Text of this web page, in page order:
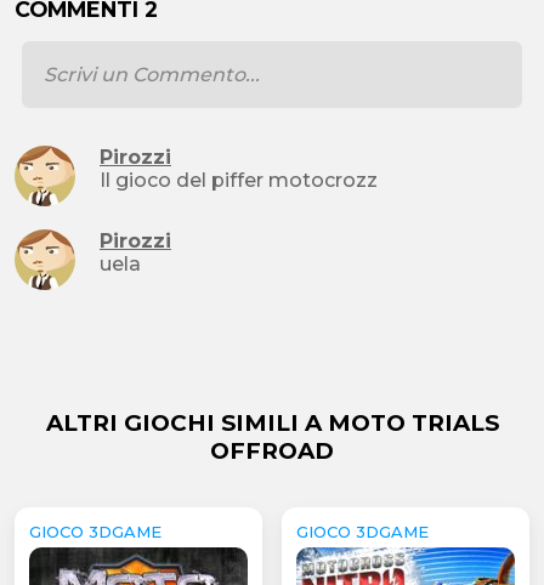
COMMENTI 2
Pirozzi
Il gioco del piffer motocrozz
Pirozzi
uela
ALTRI GIOCHI SIMILI A MOTO TRIALS
OFFROAD
GIOCO 3DGAME GIOCO 3DGAME